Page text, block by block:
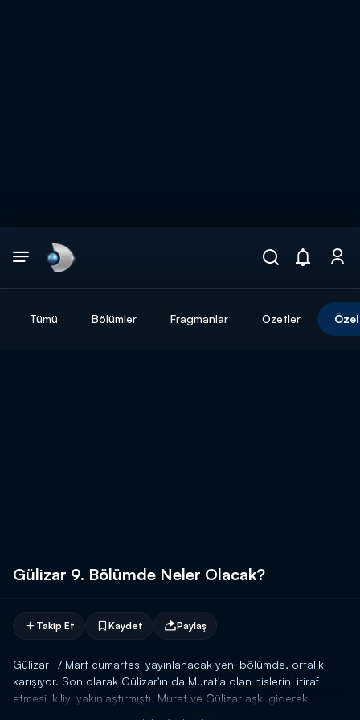
Tümü Bölümler Fragmanlar Özetler
Gülizar 9. Bölümde Neler Olacak?
Takip Et Kaydet Paylaş
Gülizar 17 Mart cumartesi yayınlanacak yeni bölümde, ortalık
karışıyor. Son olarak Gülizar'ın da Murat'a olan hislerini itiraf
etmesi ikiliyi yakınlaştırmıştı. Murat ve Gülizar aşkı giderek